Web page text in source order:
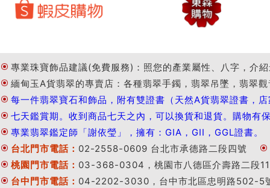
專業珠寶飾品建議(免費服務)：照您的產業屬性、八字，介
緬甸玉A貨翡翠的專賣店：各種翡翠手鐲，翡翠吊墜，翡翠
每一件翡翠寶石和飾品，附有雙證書（天然A貨翡翠證書
七天鑑賞期。收到商品七天之內，可以換貨和退貨。購物有
專業翡翠鑑定師「謝依瑩」，擁有：GIA，GII，GGL證書。
台北門市電話： 02-2558-0609 台北市承德路二段四號
桃園門市電話： 03-368-0304，桃園市八德區介壽路二段
台中門市電話： 04-2202-3030，台中市北區忠明路502-5